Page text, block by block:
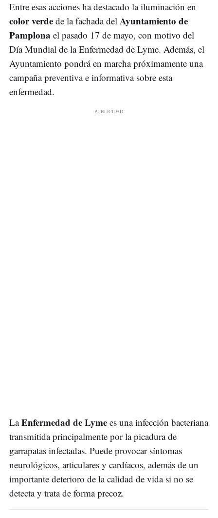
Entre esas acciones ha destacado la iluminación en
color verde de la fachada del Ayuntamiento de
Pamplona el pasado 17 de mayo, con motivo del
Día Mundial de la Enfermedad de Lyme. Además, el
Ayuntamiento pondrá en marcha próximamente una
campaña preventiva e informativa sobre esta
enfermedad.
LaEnfermedad de Lyme es una infección bacteriana
transmitida principalmente por la picadura de
garrapatas infectadas. Puede provocar síntomas
neurológicos, articulares y cardíacos, además de un
importante deterioro de la calidad de vida si no se
detecta y trata de forma precoz.